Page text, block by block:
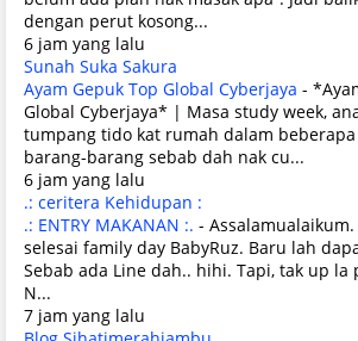
dengan perut kosong...
6 jam yang lalu
Sunah Suka Sakura
Ayam Gepuk Top Global Cyberjaya -
Global Cyberjaya* | Masa study week,
tumpang tido kat rumah dalam
barang-barang sebab dah nak cu...
6 jam yang lalu
.: ceritera Kehidupan :
.: ENTRY MAKANAN :. -
selesai family day BabyRuz. Baru lah
Sebab ada Line dah.. hihi. Tapi, tak up la
N...
7 jam yang lalu